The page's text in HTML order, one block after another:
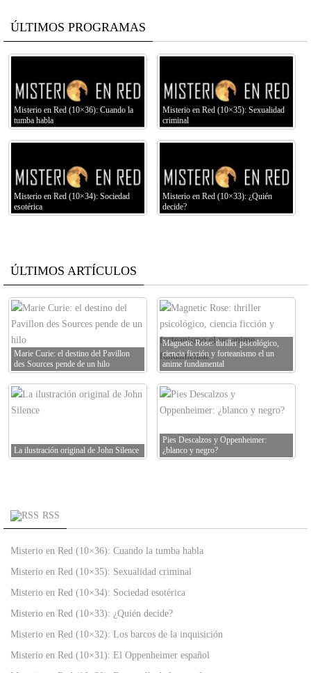
ÚLTIMOS PROGRAMAS
Misterio en Red (10×36): Cuando la
tumba habla
Misterio en Red (10×35): Sexualidad
criminal
Misterio en Red (10×34): Sociedad
esotérica
Misterio en Red (10×33): ¿Quién
decide?
ÚLTIMOS ARTÍCULOS
Marie Curie: el destino del Pavillon
des Sources pende de un hilo
Magnetic Rose: thriller psicológico,
ciencia ficción y forteanismo el un
anime fundamental
La ilustración original de John Silence
Pies Descalzos y Oppenheimer:
¿blanco y negro?
RSS
Misterio en Red (10×36): Cuando la tumba habla
Misterio en Red (10×35): Sexualidad criminal
Misterio en Red (10×34): Sociedad esotérica
Misterio en Red (10×33): ¿Quién decide?
Misterio en Red (10×32): Los barcos de la inquisición
Misterio en Red (10×31): El Oppenheimer español